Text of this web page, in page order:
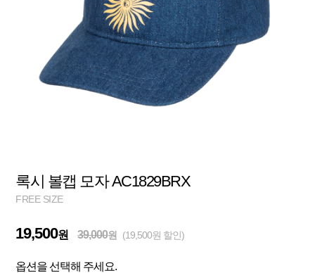
록시 볼캡 모자 AC1829BRX
FREE SIZE
19,500원 39,000원 (19,500원 할인)
옵션을 선택해 주세요.